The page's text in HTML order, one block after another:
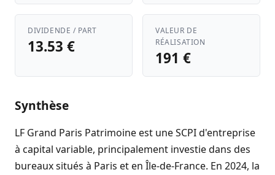
DIVIDENDE / PART
13.53 €
VALEUR DE
RÉALISATION
191 €
Synthèse
LF Grand Paris Patrimoine est une SCPI d'entreprise
à capital variable, principalement investie dans des
bureaux situés à Paris et en Île-de-France. En 2024, la